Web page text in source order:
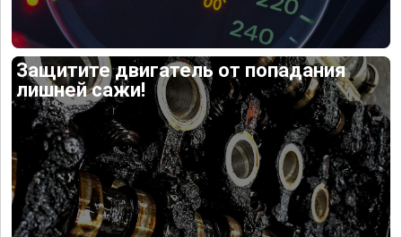
Защитите двигатель от попадания
лишней сажи!